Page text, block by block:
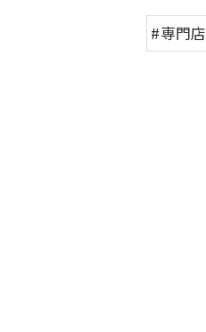
#専門店